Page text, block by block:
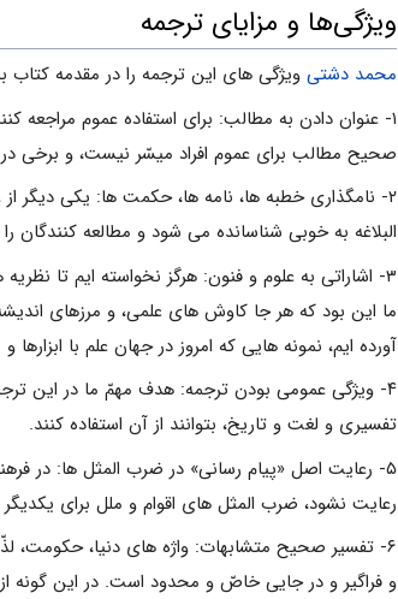
ویژگی‌ها و مزایای ترجمه
محمد دشتی ویژگی های این ترجمه را در مقدمه کتاب
۱- عنوان دادن به مطالب: براى استفاده عموم مراجعه کنندگان به سخنان علوى، سعى کردیم تا مفاهیم و مباحث
صحیح مطالب براى عموم افراد میسّر نیست، و برخى
۲- نامگذارى خطبه ها، نامه ها، حکمت ها: یکى
البلاغه به خوبى شناسانده مى شود و مطالعه کنندگان
۳- اشاراتى به علوم و فنون: هرگز نخواسته ایم تا
ما این بود که هر جا کاوش هاى علمى، و مرزهاى
آورده ایم، نمونه هایى که امروز در جهان علم با ابزارها و روش هاى پیشرفته شناسایى
۴- ویژگى عمومى بودن ترجمه: هدف مهمّ ما در این
تفسیرى و لغت و تاریخ، بتوانند از آن استفاده کنند.
۵- رعایت اصل «پیام رسانى» در ضرب المثل ها: در
رعایت نشود، ضرب المثل هاى اقوام و ملل براى
۶- تفسیر صحیح متشابهات: واژه هاى دنیا، حکومت،
و فراگیر و در جایى خاصّ و محدود است. در این گونه از